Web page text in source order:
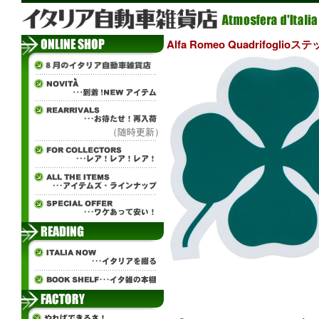
（随時更新）
Alfa Romeo Quadrifoglioステ